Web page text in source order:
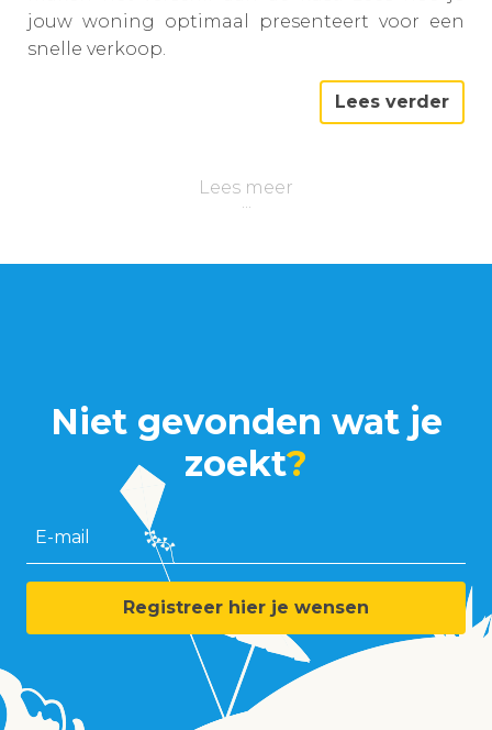
jouw woning optimaal presenteert voor een
snelle verkoop.
Lees verder
Lees meer
Niet gevonden wat je
zoekt?
E-mail
Registreer hier je wensen